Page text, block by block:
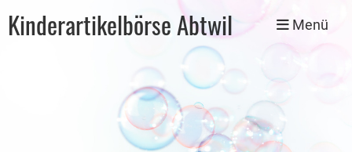
Kinderartikelbörse Abtwil Menü